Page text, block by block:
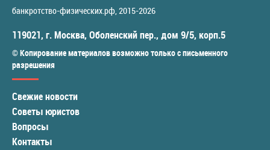
банкротство-физических.рф , 2015-2026
119021, г. Москва, Оболенский пер., дом 9/5, корп.5
© Копирование материалов возможно только с письменного
разрешения
Свежие новости
Советы юристов
Вопросы
Контакты